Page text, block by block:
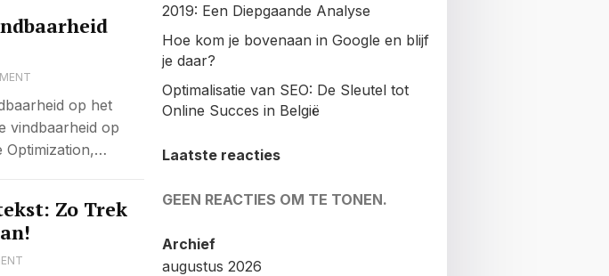
op het
vindbaarheid op
Optimization,…
Zo Trek
2019: Een Diepgaande Analyse
Hoe kom je bovenaan in Google en blijf
je daar?
Optimalisatie van SEO: De Sleutel tot
Online Succes in België
Laatste reacties
GEEN REACTIES OM TE TONEN.
Archief
augustus 2026